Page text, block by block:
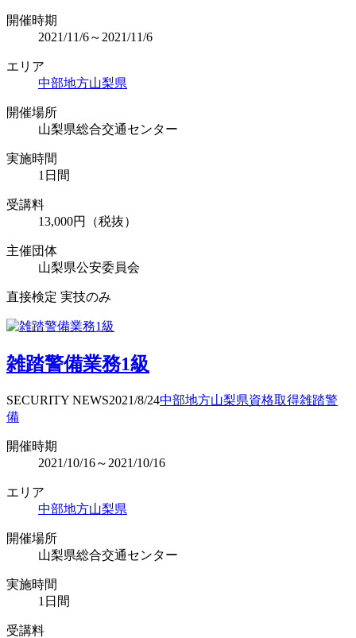
開催時期
2021/11/6～2021/11/6
エリア
中部地方山梨県
開催場所
山梨県総合交通センター
実施時間
1日間
受講料
13,000円（税抜）
主催団体
山梨県公安委員会
直接検定 実技のみ
雑踏警備業務1級
SECURITY NEWS2021/8/24中部地方山梨県資格取得雑踏警
備
開催時期
2021/10/16～2021/10/16
エリア
中部地方山梨県
開催場所
山梨県総合交通センター
実施時間
1日間
受講料